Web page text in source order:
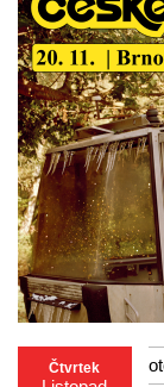
Čtvrtek